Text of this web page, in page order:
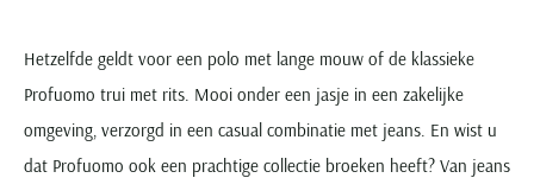
Hetzelfde geldt voor een polo met lange mouw of de klassieke
Profuomo trui met rits. Mooi onder een jasje in een zakelijke
omgeving, verzorgd in een casual combinatie met jeans. En wist u
dat Profuomo ook een prachtige collectie broeken heeft? Van jeans